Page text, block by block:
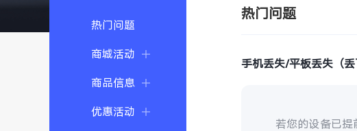
热门问题
商城活动
商品信息
优惠活动
热门问题
手机丢失/平板丢失（丢
若您的设备已